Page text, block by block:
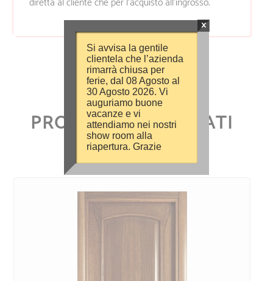
PRODOTTI CORRELATI
Si avvisa la gentile
clientela che l’azienda
rimarrà chiusa per
ferie, dal 08 Agosto al
30 Agosto 2026. Vi
auguriamo buone
vacanze e vi
attendiamo nei nostri
show room alla
riapertura. Grazie
×